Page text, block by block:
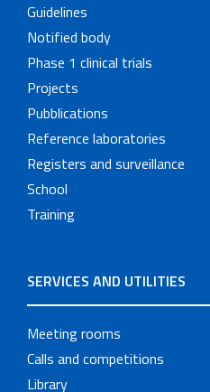
Guidelines
Notified body
Phase 1 clinical trials
Projects
Pubblications
Reference laboratories
Registers and surveillance
School
Training
SERVICES AND UTILITIES
Meeting rooms
Calls and competitions
Library